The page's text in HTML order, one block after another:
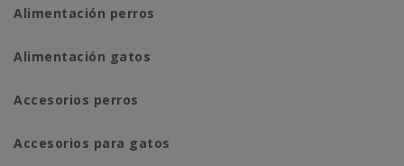
Alimentación perros
Alimentación gatos
Accesorios perros
Accesorios para gatos